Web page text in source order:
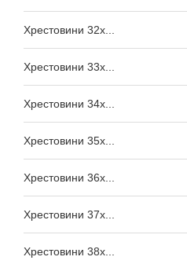
Хрестовини 32x...
Хрестовини 33x...
Хрестовини 34x...
Хрестовини 35x...
Хрестовини 36x...
Хрестовини 37x...
Хрестовини 38x...